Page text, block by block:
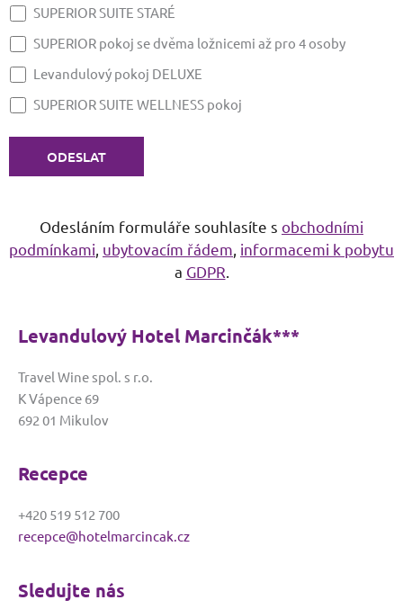
SUPERIOR SUITE STARÉ
SUPERIOR pokoj se dvěma ložnicemi až pro 4 osoby
Levandulový pokoj DELUXE
SUPERIOR SUITE WELLNESS pokoj
t
Odesláním formuláře souhlasíte s obchodními
podmínkami ubytovacím řádem informacemi k pobytu
a GDPR
Levandulový Hotel Marcinčák***
Travel Wine spol. s r.o.
K Vápence 69
692 01 Mikulov
Recepce
+420 519 512 700
recepce@hotelmarcincak.cz
Sledujte nás